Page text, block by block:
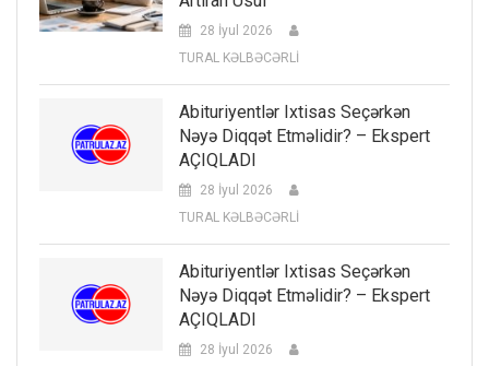
28 İyul 2026
TURAL KƏLBƏCƏRLİ
Abituriyentlər Ixtisas Seçərkən
Nəyə Diqqət Etməlidir? – Ekspert
AÇIQLADI
28 İyul 2026
TURAL KƏLBƏCƏRLİ
Abituriyentlər Ixtisas Seçərkən
Nəyə Diqqət Etməlidir? – Ekspert
AÇIQLADI
28 İyul 2026